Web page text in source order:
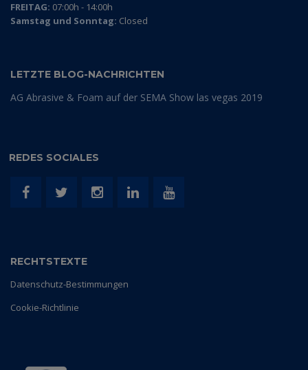
FREITAG: 07:00h - 14:00h
Samstag und Sonntag: Closed
LETZTE BLOG-NACHRICHTEN
AG Abrasive & Foam auf der SEMA Show las vegas 2019
REDES SOCIALES
RECHTSTEXTE
Datenschutz-Bestimmungen
Cookie-Richtlinie